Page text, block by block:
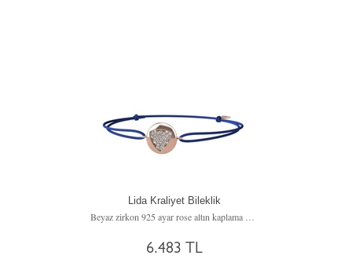
Lida Kraliyet Bileklik
6.483 TL